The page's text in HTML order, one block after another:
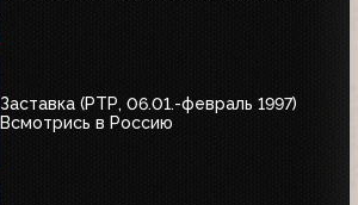
Заставка (РТР, 06.01.-февраль 1997)
Всмотрись в Россию